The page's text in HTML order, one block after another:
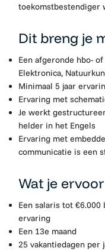
toekomstbestendiger
Dit breng je
Een afgeronde hbo-
Elektronica,
Minimaal 5 jaar
Ervaring met
Je werkt
helder in het Engels
Ervaring met
communicatie is een
Wat je
Een salaris tot €6.000
ervaring
Een 13e maand
25 vakantiedagen per